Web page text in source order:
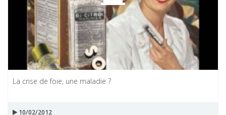
La crise de foie, une maladie ?
10/02/2012